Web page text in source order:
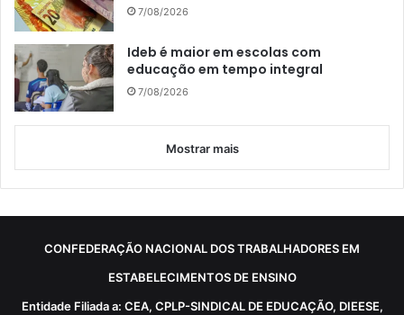
7/08/2026
Ideb é maior em escolas com
educação em tempo integral
7/08/2026
Mostrar mais
CONFEDERAÇÃO NACIONAL DOS TRABALHADORES EM
ESTABELECIMENTOS DE ENSINO
Entidade Filiada a: CEA, CPLP-SINDICAL DE EDUCAÇÃO, DIEESE,